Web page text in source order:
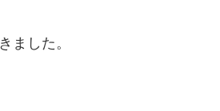
ました。